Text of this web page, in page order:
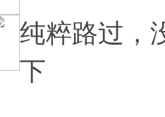
纯粹路过，
下